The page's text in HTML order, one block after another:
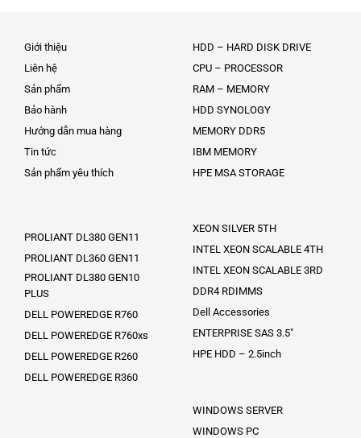
Giới thiệu
Liên hệ
Sản phẩm
Bảo hành
Hướng dẫn mua hàng
Tin tức
Sản phẩm yêu thích
PROLIANT DL380 GEN11
PROLIANT DL360 GEN11
PROLIANT DL380 GEN10
PLUS
DELL POWEREDGE R760
DELL POWEREDGE R760xs
DELL POWEREDGE R260
DELL POWEREDGE R360
HDD – HARD DISK DRIVE
CPU – PROCESSOR
RAM – MEMORY
HDD SYNOLOGY
MEMORY DDR5
IBM MEMORY
HPE MSA STORAGE
XEON SILVER 5TH
INTEL XEON SCALABLE 4TH
INTEL XEON SCALABLE 3RD
DDR4 RDIMMS
Dell Accessories
ENTERPRISE SAS 3.5″
HPE HDD – 2.5inch
WINDOWS SERVER
WINDOWS PC